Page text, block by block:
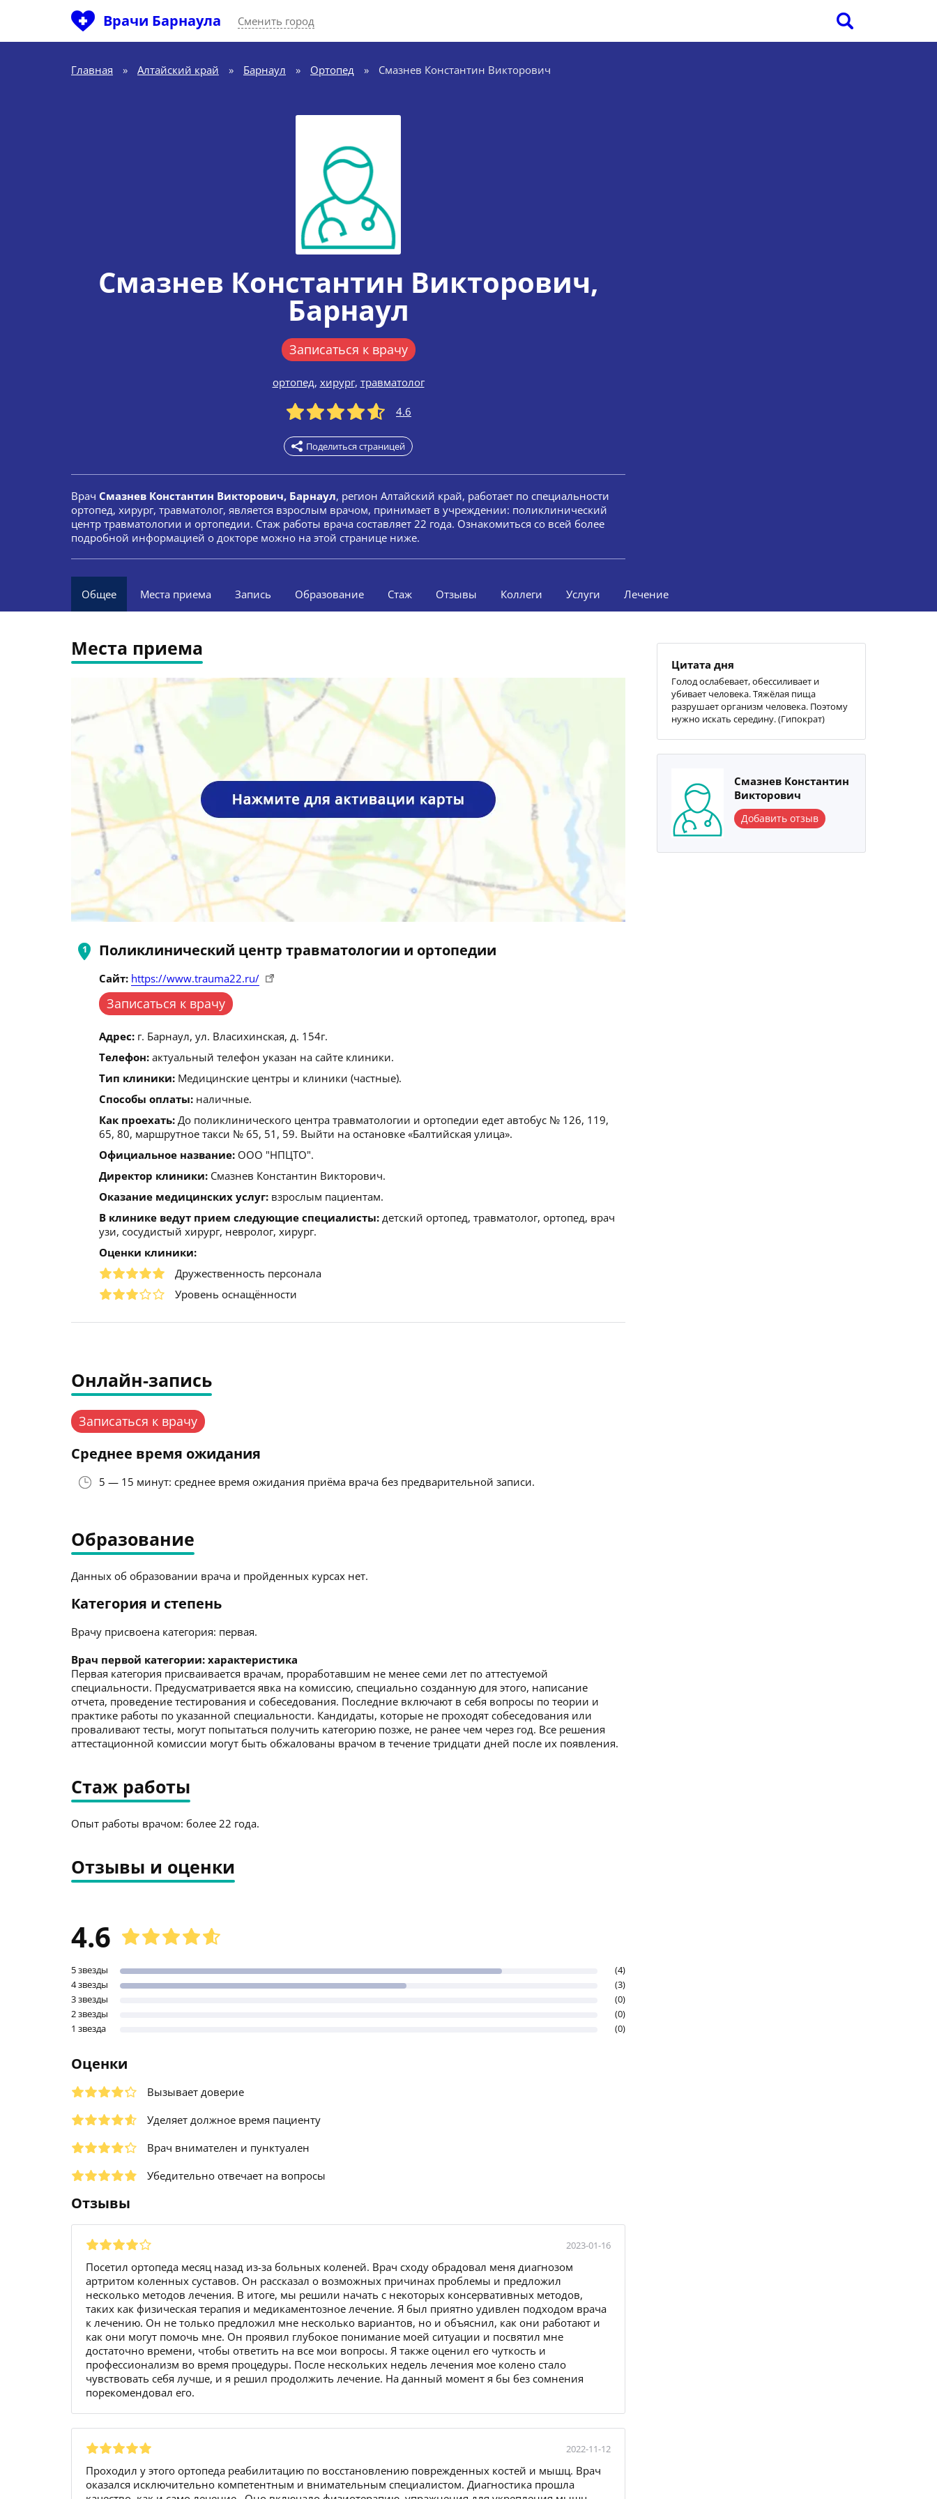
Врачи Барнаула Сменить город
Главная » Алтайский край » Барнаул » Ортопед » Смазнев Константин Викторович
Смазнев Константин Викторович,
Барнаул
Записаться к врачу
ортопед, хирург, травматолог
4.6
Поделиться страницей
Врач Смазнев Константин Викторович, Барнаул, регион Алтайский край, работает по специальности
ортопед, хирург, травматолог, является взрослым врачом, принимает в учреждении: поликлинический
центр травматологии и ортопедии. Стаж работы врача составляет 22 года. Ознакомиться со всей более
подробной информацией о докторе можно на этой странице ниже.
Общее Места приема Запись Образование Стаж Отзывы Коллеги Услуги Лечение
Места приема
Поликлинический центр травматологии и ортопедии
Сайт: https://www.trauma22.ru/
Записаться к врачу
Адрес: г. Барнаул, ул. Власихинская, д. 154г.
Телефон: актуальный телефон указан на сайте клиники.
Тип клиники: Медицинские центры и клиники (частные).
Способы оплаты: наличные.
Как проехать: До поликлинического центра травматологии и ортопедии едет автобус № 126, 119,
65, 80, маршрутное такси № 65, 51, 59. Выйти на остановке «Балтийская улица».
Официальное название: ООО "НПЦТО".
Директор клиники: Смазнев Константин Викторович.
Оказание медицинских услуг: взрослым пациентам.
В клинике ведут прием следующие специалисты: детский ортопед, травматолог, ортопед, врач
узи, сосудистый хирург, невролог, хирург.
Оценки клиники:
Дружественность персонала
Уровень оснащённости
Онлайн-запись
Записаться к врачу
Среднее время ожидания
5 — 15 минут: среднее время ожидания приёма врача без предварительной записи.
Образование
Данных об образовании врача и пройденных курсах нет.
Категория и степень
Врачу присвоена категория: первая.
Врач первой категории: характеристика
Первая категория присваивается врачам, проработавшим не менее семи лет по аттестуемой
специальности. Предусматривается явка на комиссию, специально созданную для этого, написание
отчета, проведение тестирования и собеседования. Последние включают в себя вопросы по теории и
практике работы по указанной специальности. Кандидаты, которые не проходят собеседования или
проваливают тесты, могут попытаться получить категорию позже, не ранее чем через год. Все решения
аттестационной комиссии могут быть обжалованы врачом в течение тридцати дней после их появления.
Стаж работы
Опыт работы врачом: более 22 года.
Отзывы и оценки
4.6
5 звезды
(4)
4 звезды
(3)
3 звезды
(0)
2 звезды
(0)
1 звезда
(0)
Оценки
Вызывает доверие
Уделяет должное время пациенту
Врач внимателен и пунктуален
Убедительно отвечает на вопросы
Отзывы
2023-01-16
Посетил ортопеда месяц назад из-за больных коленей. Врач сходу обрадовал меня диагнозом
артритом коленных суставов. Он рассказал о возможных причинах проблемы и предложил
несколько методов лечения. В итоге, мы решили начать с некоторых консервативных методов,
таких как физическая терапия и медикаментозное лечение. Я был приятно удивлен подходом врача
к лечению. Он не только предложил мне несколько вариантов, но и объяснил, как они работают и
как они могут помочь мне. Он проявил глубокое понимание моей ситуации и посвятил мне
достаточно времени, чтобы ответить на все мои вопросы. Я также оценил его чуткость и
профессионализм во время процедуры. После нескольких недель лечения мое колено стало
чувствовать себя лучше, и я решил продолжить лечение. На данный момент я бы без сомнения
порекомендовал его.
2022-11-12
Проходил у этого ортопеда реабилитацию по восстановлению поврежденных костей и мышц. Врач
оказался исключительно компетентным и внимательным специалистом. Диагностика прошла
Цитата дня
Голод ослабевает, обессиливает и
убивает человека. Тяжёлая пища
разрушает организм человека. Поэтому
нужно искать середину. (Гипократ)
Смазнев Константин
Викторович
Добавить отзыв